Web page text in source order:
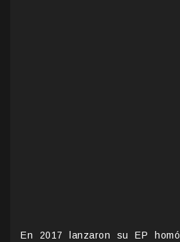
En 2017 lanzaron su EP